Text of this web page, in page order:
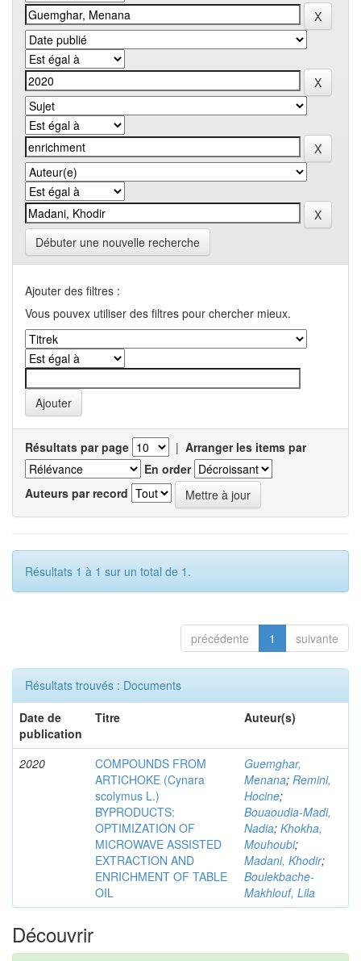
Débuter une nouvelle recherche
Ajouter des filtres :
Vous pouvex utiliser des filtres pour chercher mieux.
Résultats par page | Arranger les items par
En order
Auteurs par record
Résultats 1 à 1 sur un total de 1.
précédente 1 suivante
Résultats trouvés : Documents
Date de
publication
Titre Auteur(s)
2020
COMPOUNDS FROM
ARTICHOKE (Cynara
scolymus L.)
BYPRODUCTS:
OPTIMIZATION OF
MICROWAVE ASSISTED
EXTRACTION AND
ENRICHMENT OF TABLE
OIL
Guemghar,
Menana; Remini,
Hocine;
Bouaoudia-Madi,
Nadia; Khokha,
Mouhoubi;
Madani, Khodir;
Boulekbache-
Makhlouf, Lila
Découvrir